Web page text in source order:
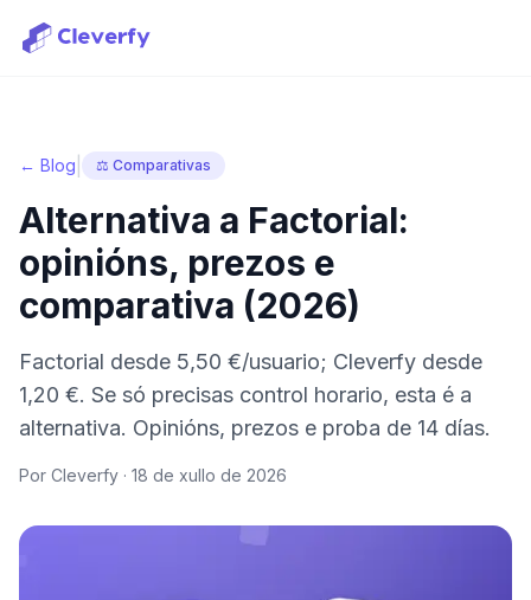
Iniciar sesión
← Blog ⚖️ Comparativas
Alternativa a Factorial:
opinións, prezos e
comparativa (2026)
Factorial desde 5,50 €/usuario; Cleverfy desde
1,20 €. Se só precisas control horario, esta é a
alternativa. Opinións, prezos e proba de 14 días.
Por Cleverfy · 18 de xullo de 2026